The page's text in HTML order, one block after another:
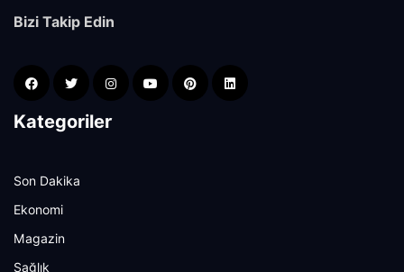
Bizi Takip Edin
Kategoriler
Son Dakika
Ekonomi
Magazin
Sağlık